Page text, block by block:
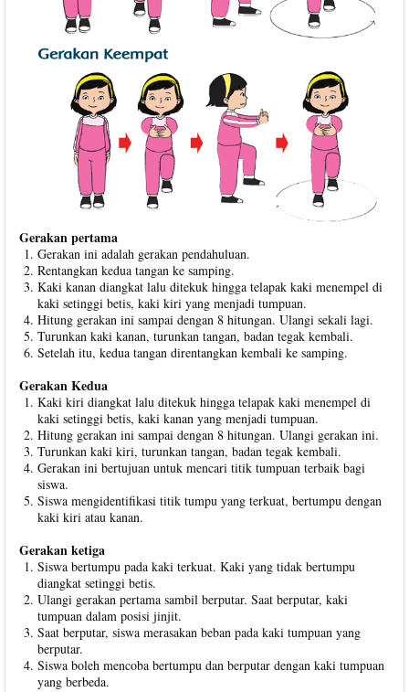
Gerakan pertama
Gerakan ini adalah gerakan pendahuluan.
Rentangkan kedua tangan ke samping.
Kaki kanan diangkat lalu ditekuk hingga telapak kaki menempel di
kaki setinggi betis, kaki kiri yang menjadi tumpuan.
Hitung gerakan ini sampai dengan 8 hitungan. Ulangi sekali lagi.
Turunkan kaki kanan, turunkan tangan, badan tegak kembali.
Setelah itu, kedua tangan direntangkan kembali ke samping.
Gerakan Kedua
Kaki kiri diangkat lalu ditekuk hingga telapak kaki menempel di
kaki setinggi betis, kaki kanan yang menjadi tumpuan.
Hitung gerakan ini sampai dengan 8 hitungan. Ulangi gerakan ini.
Turunkan kaki kiri, turunkan tangan, badan tegak kembali.
Gerakan ini bertujuan untuk mencari titik tumpuan terbaik bagi
siswa.
Siswa mengidentifikasi titik tumpu yang terkuat, bertumpu dengan
kaki kiri atau kanan.
Gerakan ketiga
Siswa bertumpu pada kaki terkuat. Kaki yang tidak bertumpu
diangkat setinggi betis.
Ulangi gerakan pertama sambil berputar. Saat berputar, kaki
tumpuan dalam posisi jinjit.
Saat berputar, siswa merasakan beban pada kaki tumpuan yang
berputar.
Siswa boleh mencoba bertumpu dan berputar dengan kaki tumpuan
yang berbeda.